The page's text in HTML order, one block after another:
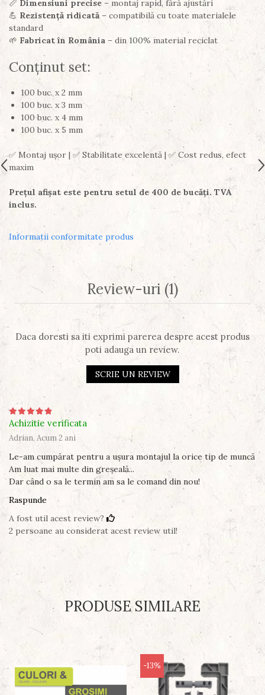
📏 Dimensiuni precise – montaj rapid, fără ajustări
💪 Rezistență ridicată – compatibilă cu toate materialele
standard
🌱 Fabricat în România – din 100% material reciclat
Conținut set:
100 buc. x 2 mm
100 buc. x 3 mm
100 buc. x 4 mm
100 buc. x 5 mm
✅ Montaj ușor | ✅ Stabilitate excelentă | ✅ Cost redus, efect
maxim
Prețul afișat este pentru setul de 400 de bucăți. TVA
inclus.
Informatii conformitate produs
Review-uri (1)
Daca doresti sa iti exprimi parerea despre acest produs
poti adauga un review.
SCRIE UN REVIEW
Achizitie verificata
Adrian, Acum 2 ani
Le-am cumpărat pentru a ușura montajul la orice tip de muncă
Am luat mai multe din greșeală...
Dar când o sa le termin am sa le comand din nou!
Raspunde
A fost util acest review?
2 persoane au considerat acest review util!
PRODUSE SIMILARE
-13%